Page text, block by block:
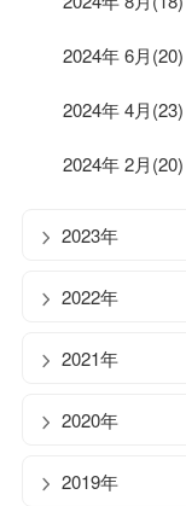
2024年 6月(20)
2024年 4月(23)
2024年 2月(20)
2023年
2022年
2021年
2020年
2019年